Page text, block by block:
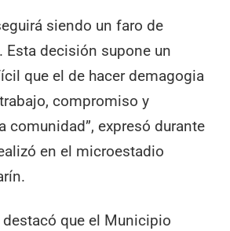
siendo un faro de
Esta decisión supone un
que el de hacer demagogia
compromiso y
comunidad”, expresó durante
en el microestadio
que el Municipio